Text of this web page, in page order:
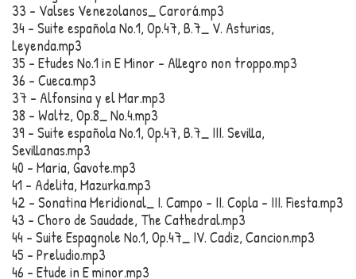
33 – Valses Venezolanos_ Carorá.mp3
34 – Suite española No.1, Op.47, B.7_ V. Asturias,
Leyenda.mp3
35 – Etudes No.1 in E Minor – Allegro non troppo.mp3
36 – Cueca.mp3
37 – Alfonsina y el Mar.mp3
38 – Waltz, Op.8_ No.4.mp3
39 – Suite española No.1, Op.47, B.7_ III. Sevilla,
Sevillanas.mp3
40 – Maria, Gavote.mp3
41 – Adelita, Mazurka.mp3
42 – Sonatina Meridional_ I. Campo – II. Copla – III. Fiesta.mp3
43 – Choro de Saudade, The Cathedral.mp3
44 – Suite Espagnole No.1, Op.47_ IV. Cadiz, Cancion.mp3
45 – Preludio.mp3
46 – Etude in E minor.mp3